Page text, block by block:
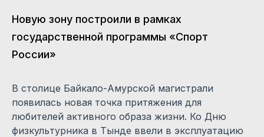
Новую зону построили в рамках
государственной программы «Спорт
России»
В столице Байкало-Амурской магистрали
появилась новая точка притяжения для
любителей активного образа жизни. Ко Дню
физкультурника в Тынде ввели в эксплуатацию